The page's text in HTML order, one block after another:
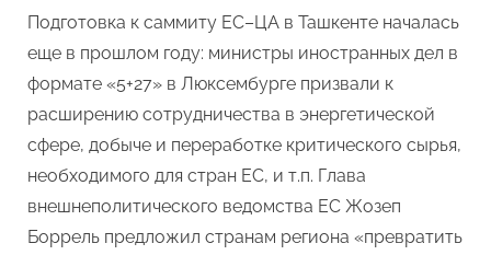
Подготовка к саммиту ЕС–ЦА в Ташкенте началась
еще в прошлом году: министры иностранных дел в
формате «5+27» в Люксембурге призвали к
расширению сотрудничества в энергетической
сфере, добыче и переработке критического сырья,
необходимого для стран ЕС, и т.п. Глава
внешнеполитического ведомства ЕС Жозеп
Боррель предложил странам региона «превратить